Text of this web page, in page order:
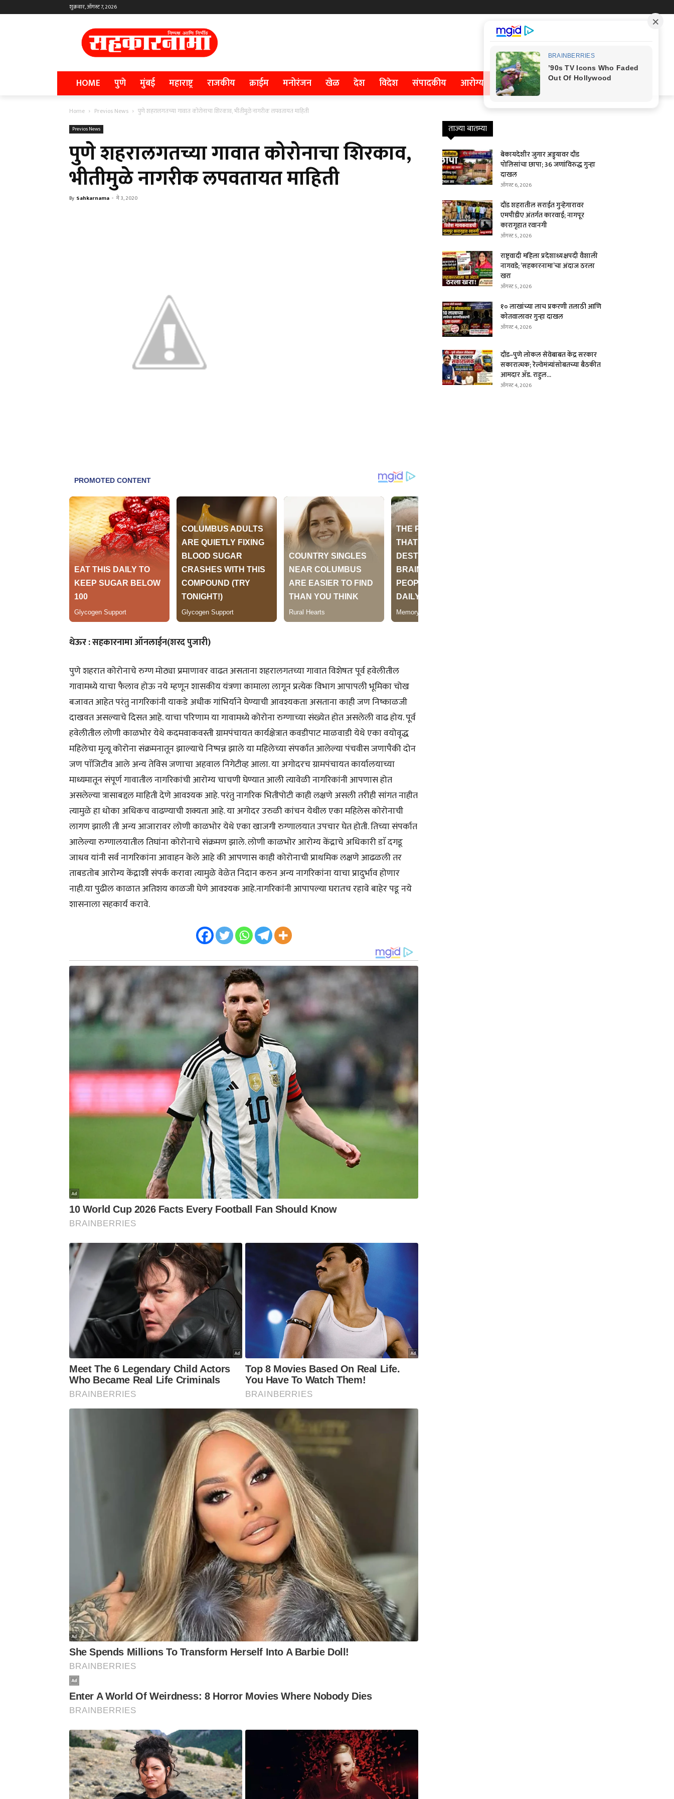
शुक्रवार, ऑगस्ट 7, 2026
HOME पुणे मुंबई महाराष्ट्र राजकीय क्राईम मनोरंजन खेळ देश विदेश संपादकीय आरोग्य
Home Previos News पुणे शहरालगतच्या गावात कोरोनाचा शिरकाव, भीतीमुळे नागरीक लपवतायत माहिती
Previos News
पुणे शहरालगतच्या गावात कोरोनाचा शिरकाव,
भीतीमुळे नागरीक लपवतायत माहिती
By Sahkarnama - मे 3, 2020
थेऊर : सहकारनामा ऑनलाईन(शरद पुजारी)
पुणे शहरात कोरोनाचे रुग्ण मोठ्या प्रमाणावर वाढत असताना शहरालगतच्या गावात विशेषतः पूर्व हवेलीतील
गावामध्ये याचा फैलाव होऊ नये म्हणून शासकीय यंत्रणा कामाला लागून प्रत्येक विभाग आपापली भूमिका चोख
बजावत आहेत परंतु नागरिकांनी याकडे अधीक गांभिर्याने घेण्याची आवश्यकता असताना काही जण निष्काळजी
दाखवत असल्याचे दिसत आहे. याचा परिणाम या गावामध्ये कोरोना रुग्णाच्या संख्येत होत असलेली वाढ होय. पूर्व
हवेलीतील लोणी काळभोर येथे कदमवाकवस्ती ग्रामपंचायत कार्यक्षेत्रात कवडीपाट माळवाडी येथे एका वयोवृद्ध
महिलेचा मृत्यू कोरोना संक्रमनातून झाल्याचे निष्पन्न झाले या महिलेच्या संपर्कात आलेल्या पंचवीस जणापैकी दोन
जण पाॅजिटीव आले अन्य तेविस जणाचा अहवाल निगेटीव्ह आला. या अगोदरच ग्रामपंचायत कार्यालयाच्या
माध्यमातून संपूर्ण गावातील नागरिकांची आरोग्य चाचणी घेण्यात आली त्यावेळी नागरिकांनी आपणास होत
असलेल्या त्रासाबद्दल माहिती देणे आवश्यक आहे. परंतु नागरिक भितीपोटी काही लक्षणे असली तरीही सांगत नाहीत
त्यामुळे हा धोका अधिकच वाढण्याची शक्यता आहे. या अगोदर उरुळी कांचन येथील एका महिलेस कोरोनाची
लागण झाली ती अन्य आजारावर लोणी काळभोर येथे एका खाजगी रुग्णालयात उपचार घेत होती. तिच्या संपर्कात
आलेल्या रुग्णालयातील तिघांना कोरोनाचे संक्रमण झाले. लोणी काळभोर आरोग्य केंद्राचे अधिकारी डाॅ दगडू
जाधव यांनी सर्व नागरिकांना आवाहन केले आहे की आपणास काही कोरोनाची प्राथमिक लक्षणे आढळली तर
ताबडतोब आरोग्य केंद्राशी संपर्क करावा त्यामुळे वेळेत निदान करुन अन्य नागरिकांना याचा प्रादुर्भाव होणार
नाही.या पुढील काळात अतिशय काळजी घेणे आवश्यक आहे.नागरिकांनी आपापल्या घरातच रहावे बाहेर पडू नये
शासनाला सहकार्य करावे.
ताज्या बातम्या
बेकायदेशीर जुगार अड्ड्यावर दौंड
पोलिसांचा छापा; 36 जणांविरुद्ध गुन्हा
दाखल
ऑगस्ट 6, 2026
दौंड शहरातील सराईत गुन्हेगारावर
एमपीडीए अंतर्गत कारवाई; नागपूर
कारागृहात रवानगी
ऑगस्ट 5, 2026
राष्ट्रवादी महिला प्रदेशाध्यक्षपदी वैशाली
नागवडे; ‘सहकारनामा’चा अंदाज ठरला
खरा
ऑगस्ट 5, 2026
१० लाखांच्या लाच प्रकरणी तलाठी आणि
कोतवालावर गुन्हा दाखल
ऑगस्ट 4, 2026
दौंड–पुणे लोकल सेवेबाबत केंद्र सरकार
सकारात्मक; रेल्वेमंत्र्यांसोबतच्या बैठकीत
आमदार ॲड. राहुल...
ऑगस्ट 4, 2026